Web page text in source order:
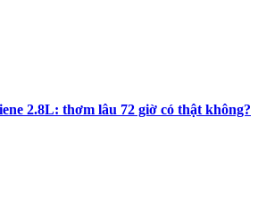
2.8L: thơm lâu 72 giờ có thật không?